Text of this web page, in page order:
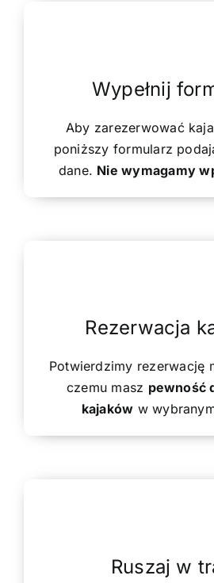
Wypełnij
Aby zarezerwować
poniższy formularz
dane. Nie wymagamy
Rezerwacja
Potwierdzimy rezerwację
czemu masz pewność
kajaków w
Ruszaj w